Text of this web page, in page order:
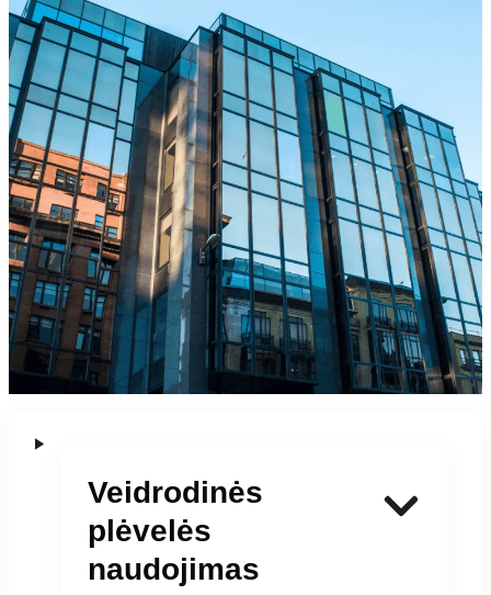
Veidrodinės
plėvelės
naudojimas